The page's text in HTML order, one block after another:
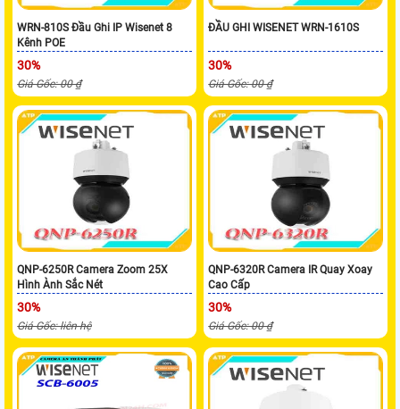
WRN-810S Đầu Ghi IP Wisenet 8
Kênh POE
30%
Giá Gốc: 00 ₫
ĐẦU GHI WISENET WRN-1610S
30%
Giá Gốc: 00 ₫
QNP-6250R Camera Zoom 25X
Hình Ành Sắc Nét
30%
Giá Gốc: liên hệ
QNP-6320R Camera IR Quay Xoay
Cao Cấp
30%
Giá Gốc: 00 ₫